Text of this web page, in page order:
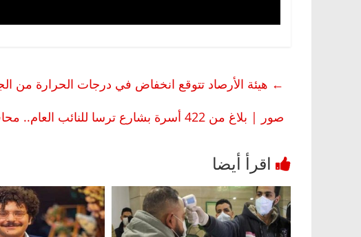
← هيئة الأرصاد تتوقع انخفاض في درجات الحرارة من
صور | بلاغ من 422 أسرة بشارع ترسا للنائب العام.. محافظة الجيزة تريد هدم منازلنا بسبب 140 سنتيمتر